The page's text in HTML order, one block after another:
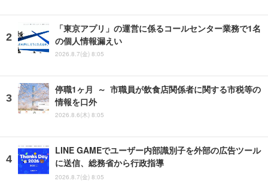
「東京アプリ」の運営に係るコールセンター業務で1名
の個人情報漏えい
2026.8.7(金) 8:05
停職1ヶ月 ～ 市職員が飲食店関係者に関する市税等の
情報を口外
2026.8.6(木) 8:05
LINE GAMEでユーザー内部識別子を外部の広告ツール
に送信、総務省から行政指導
2026.8.7(金) 8:05